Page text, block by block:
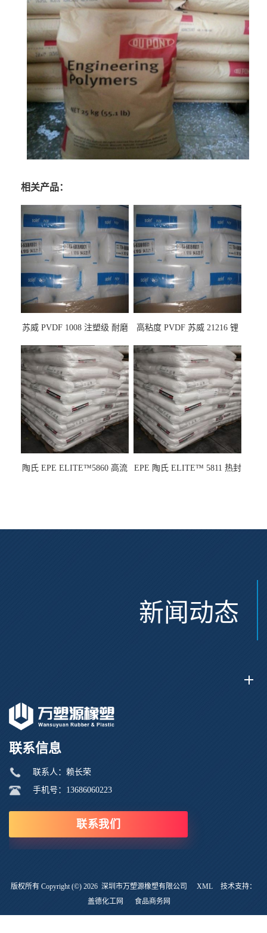
相关产品：
苏威 PVDF 1008 注塑级 耐磨
龙
高粘度 PVDF 苏威 21216 锂
陶氏 EPE ELITE™5860 高流
EPE 陶氏 ELITE™ 5811 热封
新闻动态
联系信息
联系人：赖长荣
手机号：13686060223
联系我们
版权所有 Copyright (©) 2026 深圳市万塑源橡塑有限公司 XML
技术支持：
盖德化工网
食品商务网